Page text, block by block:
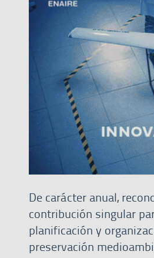
De carácter anual,
contribución singular
planificación y
preservación